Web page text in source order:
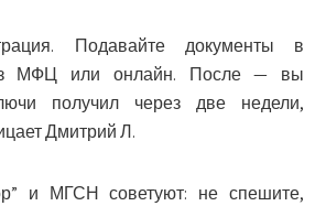
Подавайте документы в
МФЦ или онлайн. После — вы
получил через две недели,
Дмитрий Л.
и МГСН советуют: не спешите,